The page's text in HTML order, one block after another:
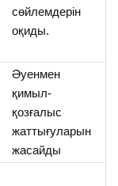
сөйлемдерін
оқиды.
Әуенмен
қимыл-
қозғалыс
жаттығуларын
жасайды